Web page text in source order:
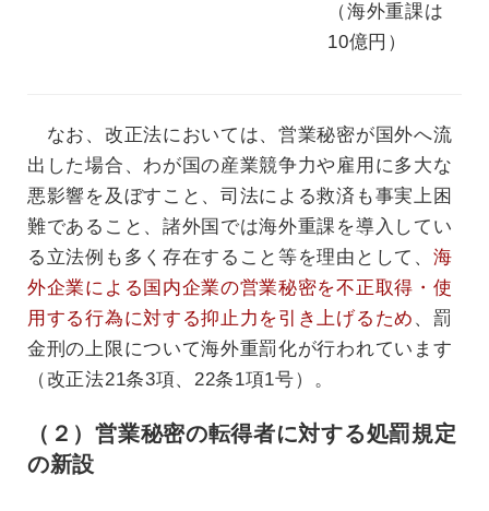
（海外重課は
10億円）
なお、改正法においては、営業秘密が国外へ流
出した場合、わが国の産業競争力や雇用に多大な
悪影響を及ぼすこと、司法による救済も事実上困
難であること、諸外国では海外重課を導入してい
る立法例も多く存在すること等を理由として、 海
外企業による国内企業の営業秘密を不正取得・使
用する行為に対する抑止力を引き上げるため 、罰
金刑の上限について海外重罰化が行われています
（改正法21条3項、22条1項1号）。
（２）営業秘密の転得者に対する処罰規定
の新設